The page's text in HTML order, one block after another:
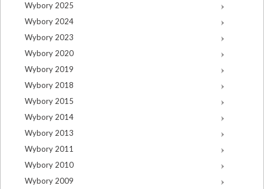
Wybory 2025
Wybory 2024
Wybory 2023
Wybory 2020
Wybory 2019
Wybory 2018
Wybory 2015
Wybory 2014
Wybory 2013
Wybory 2011
Wybory 2010
Wybory 2009